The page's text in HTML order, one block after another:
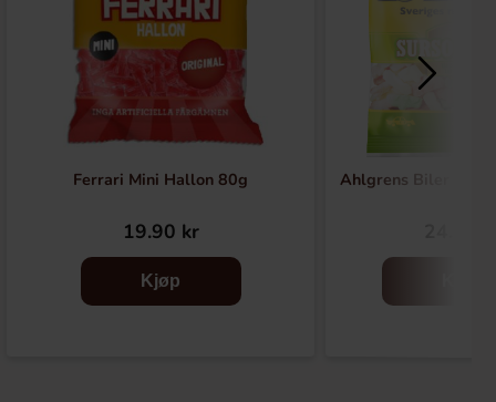
Ferrari Mini Hallon 80g
19.90 kr
Kjøp
Ahlgrens Biler